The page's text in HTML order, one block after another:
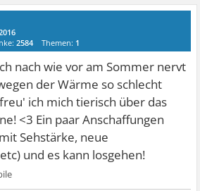
2584 Themen: 1
nach wie vor am Sommer nervt
der Wärme so schlecht
ich mich tierisch über das
<3 Ein paar Anschaffungen
Sehstärke, neue
und es kann losgehen!